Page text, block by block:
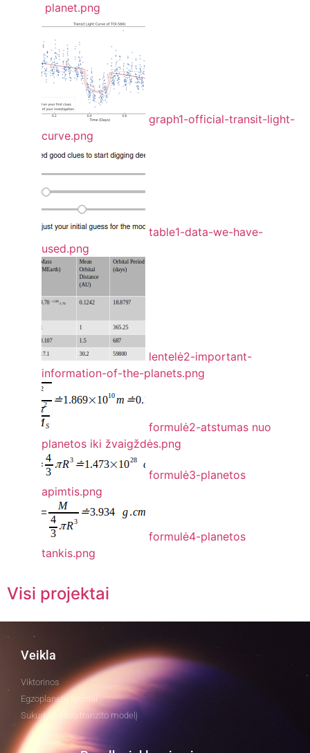
planet.png
graph1-official-transit-light-
curve.png
table1-data-we-have-
used.png
lentelė2-important-
information-of-the-planets.png
formulė2-atstumas nuo
planetos iki žvaigždės.png
formulė3-planetos
apimtis.png
formulė4-planetos
tankis.png
Visi projektai
Veikla
Viktorinos
Egzoplanetų tyrimai
Sukurkite savo tranzito modelį